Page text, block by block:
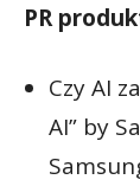
PR
Czy AI
AI” by